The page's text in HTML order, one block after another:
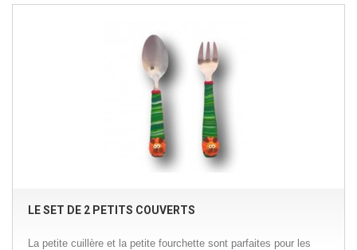
LE SET DE 2 PETITS COUVERTS
La petite cuillère et la petite fourchette sont parfaites pour les